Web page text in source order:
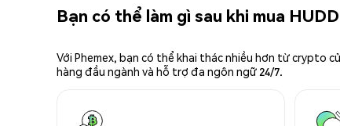
Bạn có thể làm gì sau khi mua
Với Phemex, bạn có thể khai thác nhiều hơn từ
hàng đầu ngành và hỗ trợ đa ngôn ngữ 24/7.